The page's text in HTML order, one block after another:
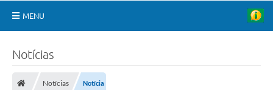
MENU
Notícias
Notícias Notícia